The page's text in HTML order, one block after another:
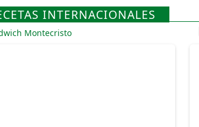
INTERNACIONALES